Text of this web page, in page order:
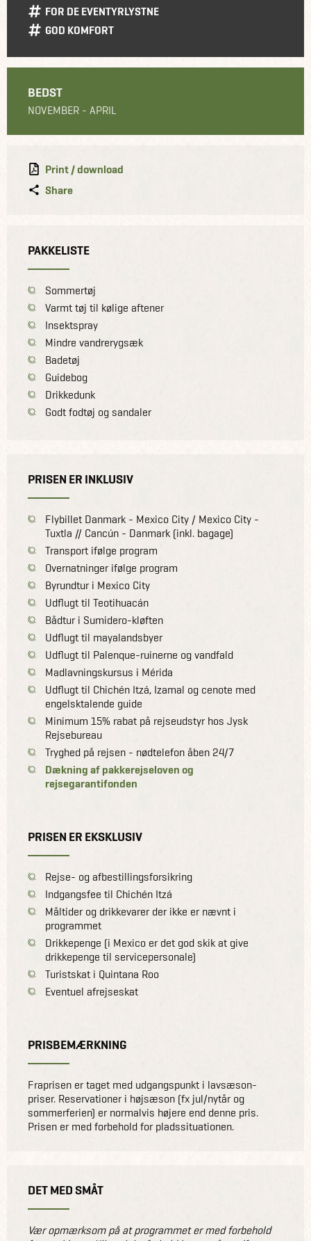
FOR DE EVENTYRLYSTNE
GOD KOMFORT
BEDST
NOVEMBER - APRIL
Print / download
Share
PAKKELISTE
Sommertøj
Varmt tøj til kølige aftener
Insektspray
Mindre vandrerygsæk
Badetøj
Guidebog
Drikkedunk
Godt fodtøj og sandaler
PRISEN ER INKLUSIV
Flybillet Danmark - Mexico City / Mexico City -
Tuxtla // Cancún - Danmark (inkl. bagage)
Transport ifølge program
Overnatninger ifølge program
Byrundtur i Mexico City
Udflugt til Teotihuacán
Bådtur i Sumidero-kløften
Udflugt til mayalandsbyer
Udflugt til Palenque-ruinerne og vandfald
Madlavningskursus i Mérida
Udflugt til Chichén Itzá, Izamal og cenote med
engelsktalende guide
Minimum 15% rabat på rejseudstyr hos Jysk
Rejsebureau
Tryghed på rejsen - nødtelefon åben 24/7
Dækning af pakkerejseloven og
rejsegarantifonden
PRISEN ER EKSKLUSIV
Rejse- og afbestillingsforsikring
Indgangsfee til Chichén Itzá
Måltider og drikkevarer der ikke er nævnt i
programmet
Drikkepenge (i Mexico er det god skik at give
drikkepenge til servicepersonale)
Turistskat i Quintana Roo
Eventuel afrejseskat
PRISBEMÆRKNING
Fraprisen er taget med udgangspunkt i lavsæson-
priser. Reservationer i højsæson (fx jul/nytår og
sommerferien) er normalvis højere end denne pris.
Prisen er med forbehold for pladssituationen.
DET MED SMÅT
Vær opmærksom på at programmet er med forbehold